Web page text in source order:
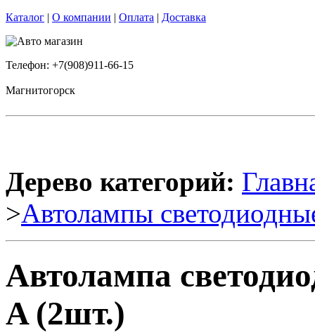
Каталог | О компании | Оплата | Доставка
Телефон: +7(908)911-66-15
Магнитогорск
Дерево категорий:
>Автолампы
Автолампа
A (2шт.)